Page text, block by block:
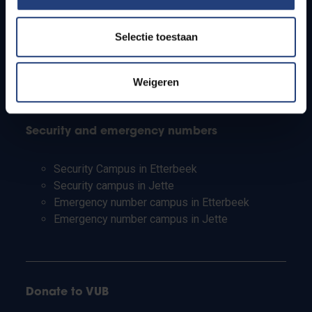
Selectie toestaan
Weigeren
Students
PhD students
Teachers and secondary schools
Working students
Security and emergency numbers
Security Campus in Etterbeek
Security campus in Jette
Emergency number campus in Etterbeek
Emergency number campus in Jette
Donate to VUB